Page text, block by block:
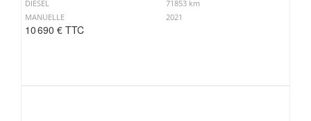
DIESEL
71853 km
MANUELLE
2021
10 690 € TTC